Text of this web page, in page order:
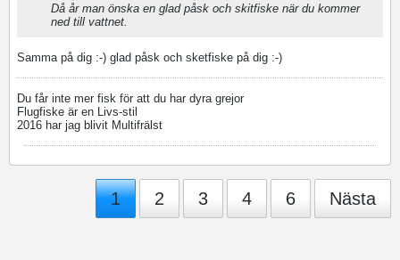
Då år man önska en glad påsk och skitfiske när du kommer
ned till vattnet.
Samma på dig :-) glad påsk och sketfiske på dig :-)
Du får inte mer fisk för att du har dyra grejor
Flugfiske är en Livs-stil
2016 har jag blivit Multifrälst
1 2 3 4 6 Nästa